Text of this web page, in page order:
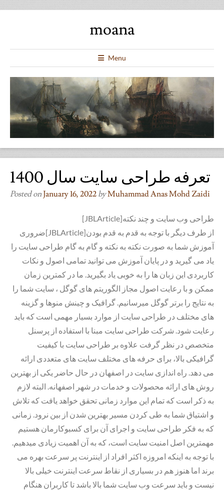
moana
Menu
تعرفه طراحی سایت سال 1400
Posted on January 16, 2022 byMuhammad Anas Mohd Zaidi
[JBLArticle]طراحی وب سایت و چند نکته
ضروری[JBLArticle]از طرف دیگر با توجه به قدم به قدم بودن
آموزش شما به صورت نکته به نکته و گام به گام طراحی سایت را
یاد می گیرید و در پایان آموزش می توانید تمامی اصول و نکات
کاربردی این زبان ها را به خوبی یاد بگیرید. ما در کمترین زمان
ممکن و با رعایت اصول مجاز الگوریتم های گوگل ، سایت شما را
به نتایج را برتر گوگل میرسانیم. گرافیک و چینش منوها و گزینه
های مختلف در طراحی سایت از موارد بسیار مهمی است که باید
رعایت شود. شرکت طراحی سایت مبنا با استفاده از پرسنل
متخصص در نظر گرفت علاوه بر طراحی سایت با کیفیت
گرافیکی بالا، برای حرفه های مختلف سایت های متعددی ارائه
می دهد. راه اندازی سایت در اصفهان در حال حاضر یکی از بهترین
روش های ارائه محصولات و خدمات در شهر اصفهانه. البته لازم
به ذکر است که تمام این موارد زمانی تحقق خواهد یافت که تلاش
و اشتیاق شما به طی کردن مسیر بهترین شدن از بین نرود. زمانی
که به فکر طراحی سایت و اجرای آن برای کسبوکارمان هستیم
مهمترین اصل امنیت سایت است، که به آن اهمیت زیادی میدهیم.
با توجه به اینکه امروزه اکثر افراد از اینترنت پر سرعت بهره می
برند اما هنوز هم در بسیاری از نقاط سرعت اینترنت خیلی بالا
نیست و باید سرعت وب سایت شما بالا باشد تا کاربران هنگام